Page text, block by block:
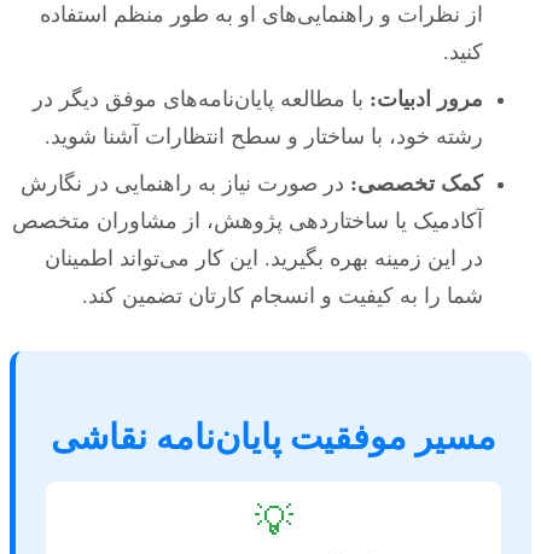
از نظرات و راهنمایی‌های او به طور منظم استفاده
کنید.
مرور ادبیات: با مطالعه پایان‌نامه‌های موفق دیگر در
رشته خود، با ساختار و سطح انتظارات آشنا شوید.
کمک تخصصی: در صورت نیاز به راهنمایی در نگارش
آکادمیک یا ساختاردهی پژوهش، از مشاوران متخصص
در این زمینه بهره بگیرید. این کار می‌تواند اطمینان
شما را به کیفیت و انسجام کارتان تضمین کند.
مسیر موفقیت پایان‌نامه نقاشی
💡